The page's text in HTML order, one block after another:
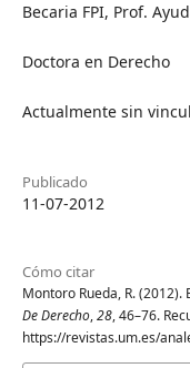
Becaria FPI, Prof.
Doctora en Derecho
Actualmente sin
Publicado
11-07-2012
Cómo citar
Montoro Rueda, R.
De Derecho,28, 46–76.
https://revistas.um.es/